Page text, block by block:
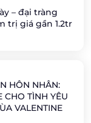
– đại tràng
trị giá gần 1.2tr
HÔN NHÂN:
CHO TÌNH YÊU
VALENTINE